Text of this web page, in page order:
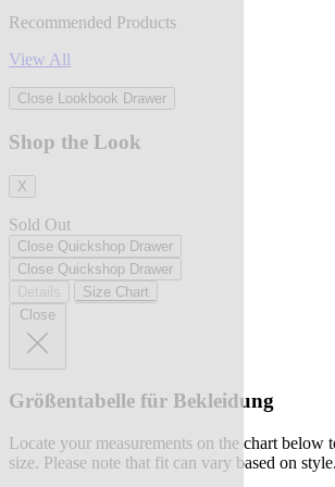
Recommended Products
View All
Close Lookbook Drawer
Shop the Look
X
Sold Out
Close Quickshop Drawer
Close Quickshop Drawer
Size Chart
Close
Größentabelle für Bekleidung
Locate your measurements on the chart below
size. Please note that fit can vary based on style.